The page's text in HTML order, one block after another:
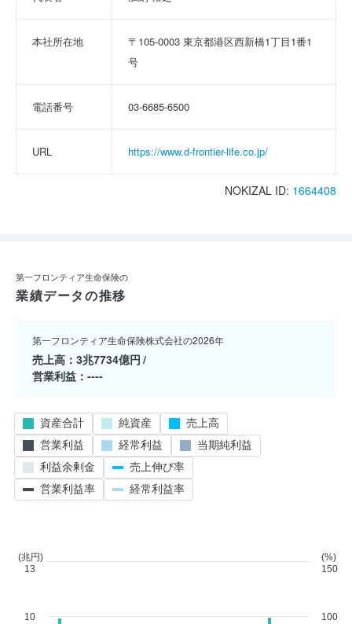
本社所在地
〒105-0003 東京都港区西新橋1丁目1番1
号
電話番号 03-6685-6500
URL https://www.d-frontier-life.co.jp/
NOKIZAL ID: 1664408
第一フロンティア生命保険の
業績データの推移
第一フロンティア生命保険株式会社の2026年
売上高
3兆7734億円
営業利益
----
10
(兆円)
13
100
(%)
150
資産合計 純資産
売上高
営業利益
経常利益
当期純利益
利益余剰金
売上伸び率
営業利益率
経常利益率